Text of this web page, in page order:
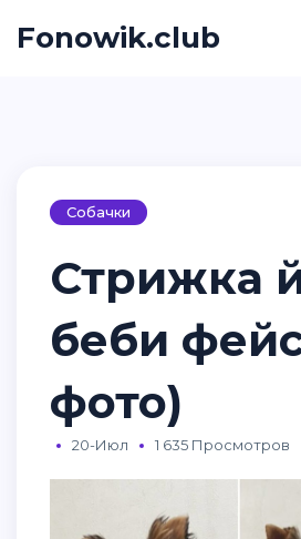
Fonowik.club
Собачки
Стрижка
беби
фото)
20-Июл 1 635 Просмотров